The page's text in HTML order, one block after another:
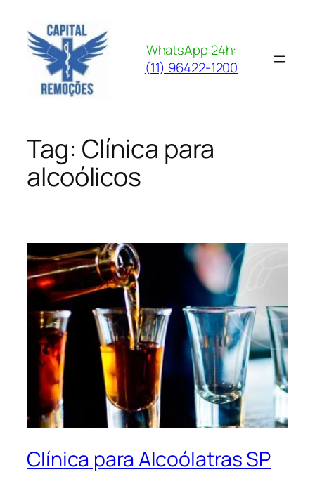
para
conteúdo
WhatsApp 24h:
(11) 96422-1200
Tag: Clínica para
alcoólicos
Clínica para Alcoólatras SP